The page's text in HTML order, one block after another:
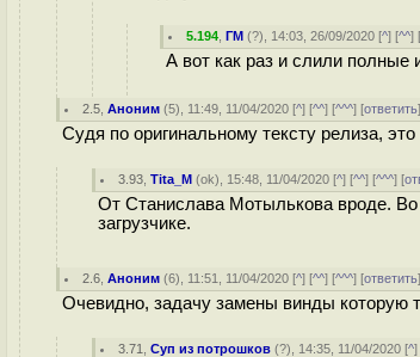
5.194 ,ГМ (?), 14:03, 26/09/2020 [^] [^^]
А вот как раз и слили
2.5 ,Аноним (5), 11:49, 11/04/2020 [^] [^^] [^^^] [ответить
Судя по оригинальному тексту релиза,
3.93 ,Tita_M (ok), 15:48, 11/04/2020 [^] [^^] [^^^] [
От Станислава Мотылькова вроде. Во
загрузчике.
2.6 ,Аноним (6), 11:51, 11/04/2020 [^] [^^] [^^^] [ответить
Очевидно, задачу замены винды которую
3.71 ,Суп из потрошков (?), 14:35, 11/04/2020 [^]